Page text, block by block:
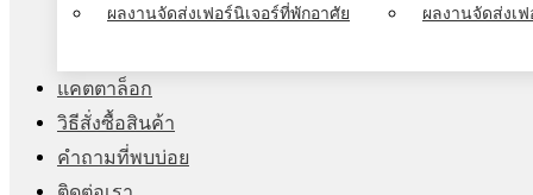
ผลงานจัดส่งเฟอร์นิเจอร์ที่พักอาศัย ผลงานจัดส่งเ
แคตตาล็อก
วิธีสั่งซื้อสินค้า
คำถามที่พบบ่อย